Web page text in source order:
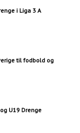
i Liga 3 A
til fodbold og
U19 Drenge